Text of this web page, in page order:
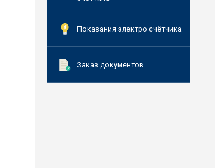
Показания электро счётчика
Заказ документов